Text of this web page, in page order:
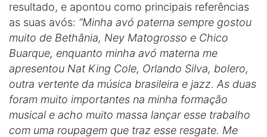
resultado, e apontou como principais referências
as suas avós: “Minha avó paterna sempre gostou
muito de Bethânia, Ney Matogrosso e Chico
Buarque, enquanto minha avó materna me
apresentou Nat King Cole, Orlando Silva, bolero,
outra vertente da música brasileira e jazz. As duas
foram muito importantes na minha formação
musical e acho muito massa lançar esse trabalho
com uma roupagem que traz esse resgate. Me